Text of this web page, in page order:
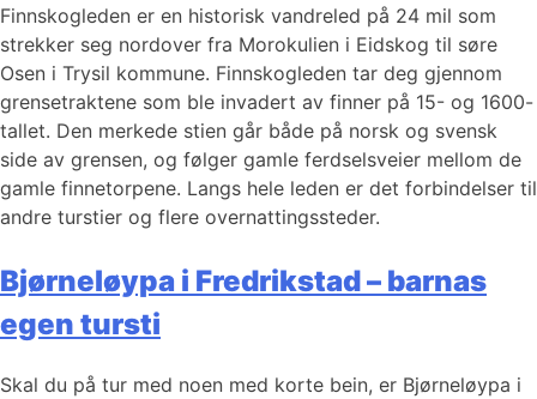
Finnskogleden er en historisk vandreled på 24 mil som
strekker seg nordover fra Morokulien i Eidskog til søre
Osen i Trysil kommune. Finnskogleden tar deg gjennom
grensetraktene som ble invadert av finner på 15- og 1600-
tallet. Den merkede stien går både på norsk og svensk
side av grensen, og følger gamle ferdselsveier mellom de
gamle finnetorpene. Langs hele leden er det forbindelser til
andre turstier og flere overnattingssteder.
Bjørneløypa i Fredrikstad – barnas
egen tursti
Skal du på tur med noen med korte bein, er Bjørneløypa i